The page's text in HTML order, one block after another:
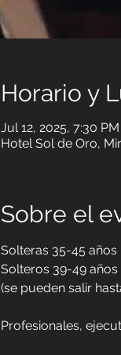
Horario y
Jul 12, 2025, 7:30
Hotel Sol de Oro,
Sobre el
Solteras 35-45 años
Solteros 39-49 años
(se pueden salir
Profesionales,